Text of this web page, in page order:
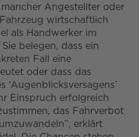
Angestellter oder
wirtschaftlich
als Handwerker im
belegen, dass ein
Fall eine
oder dass das
‘Augenblicksversagens’
Einspruch erfolgreich
das Fahrverbot
erklärt